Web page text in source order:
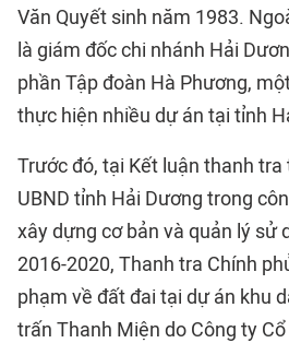
Văn Quyết sinh năm 1983.
là giám đốc chi nhánh Hải
phần Tập đoàn Hà Phương,
thực hiện nhiều dự án tại tỉnh
Trước đó, tại Kết luận thanh
UBND tỉnh Hải Dương trong
xây dựng cơ bản và quản lý sử
2016-2020, Thanh tra Chính
phạm về đất đai tại dự án khu
trấn Thanh Miện do Công ty